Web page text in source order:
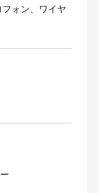
ォン、ワイヤ